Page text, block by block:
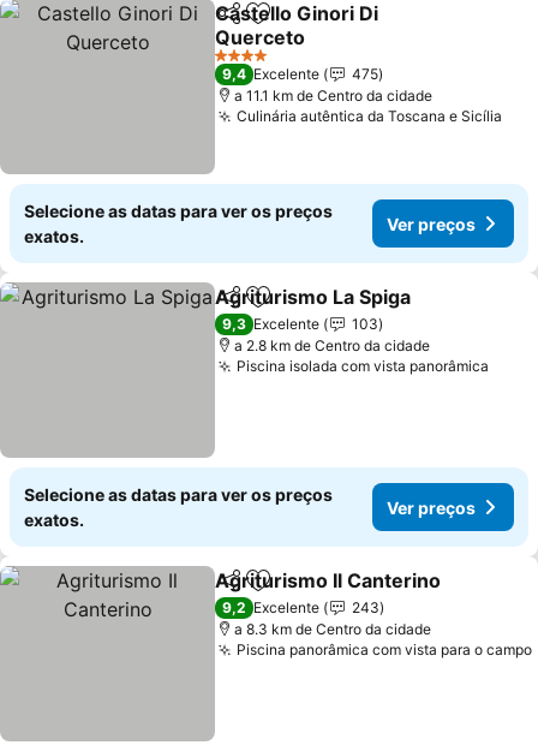
PartilharAdicionar aos favoritos
Castello Ginori Di
Querceto
Ver preços
4 Estrelas
9,4 Excelente
475
a 11.1 km de Centro da cidade
Culinária autêntica da Toscana e Sicília
Selecione as datas para ver os preços
exatos.
Ver preços
PartilharAdicionar aos favoritos
Agriturismo La Spiga
9,3 Excelente
103
a 2.8 km de Centro da cidade
Piscina isolada com vista panorâmica
Selecione as datas para ver os preços
exatos.
Ver preços
PartilharAdicionar aos favoritos
Agriturismo Il Canterino
9,2 Excelente
243
a 8.3 km de Centro da cidade
Piscina panorâmica com vista para o campo